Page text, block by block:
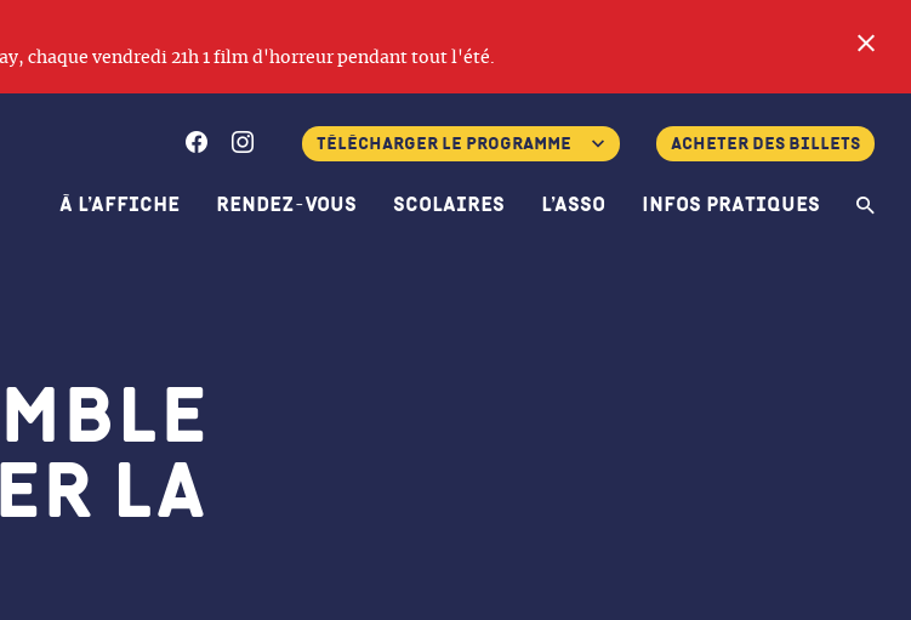
chaque vendredi 21h 1 film d'horreur pendant tout l'été.
À l’affiche Rendez-vous Scolaires L’asso Infos pratiques
FacebookInstagramTélécharger le programme Acheter des billets
la